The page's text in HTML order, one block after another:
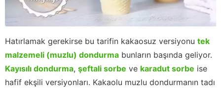
Hatırlamak gerekirse bu tarifin kakaosuz versiyonu tek
malzemeli (muzlu) dondurma bunların başında geliyor.
Kayısılı dondurma, şeftali sorbe ve karadut sorbe ise
hafif ekşili versiyonları. Kakaolu muzlu dondurmanın tadı